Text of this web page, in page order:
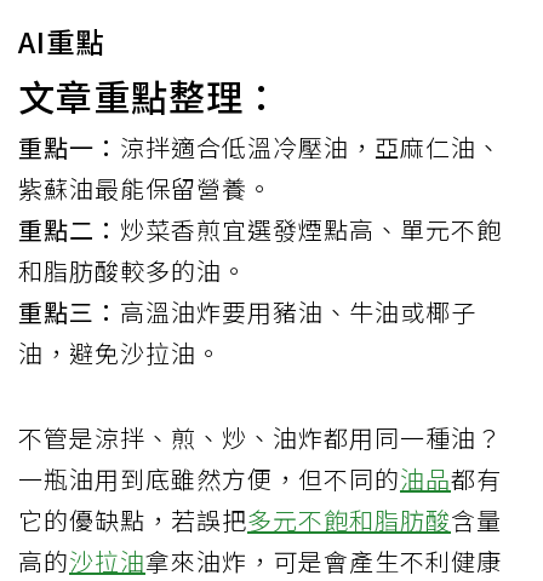
AI重點
文章重點整理：
重點一： 涼拌適合低溫冷壓油，亞麻仁油、
紫蘇油最能保留營養。
重點二： 炒菜香煎宜選發煙點高、單元不飽
和脂肪酸較多的油。
重點三： 高溫油炸要用豬油、牛油或椰子
油，避免沙拉油。
不管是涼拌、煎、炒、油炸都用同一種油？
一瓶油用到底雖然方便，但不同的油品都有
它的優缺點，若誤把多元不飽和脂肪酸含量
高的沙拉油拿來油炸，可是會產生不利健康